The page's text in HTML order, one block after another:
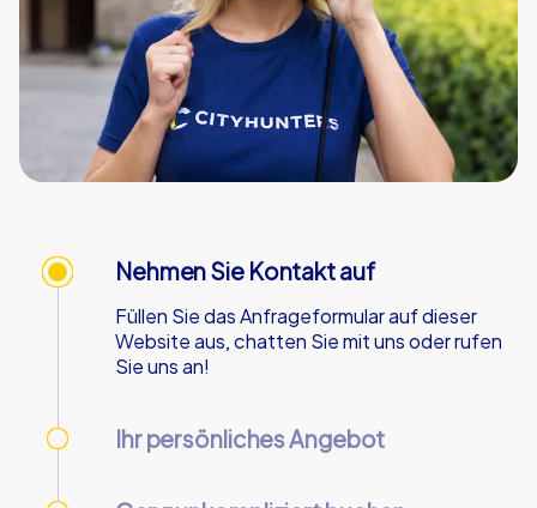
Nehmen Sie Kontakt auf
Füllen Sie das Anfrageformular auf dieser
Website aus, chatten Sie mit uns oder rufen
Sie uns an!
Ihr persönliches Angebot